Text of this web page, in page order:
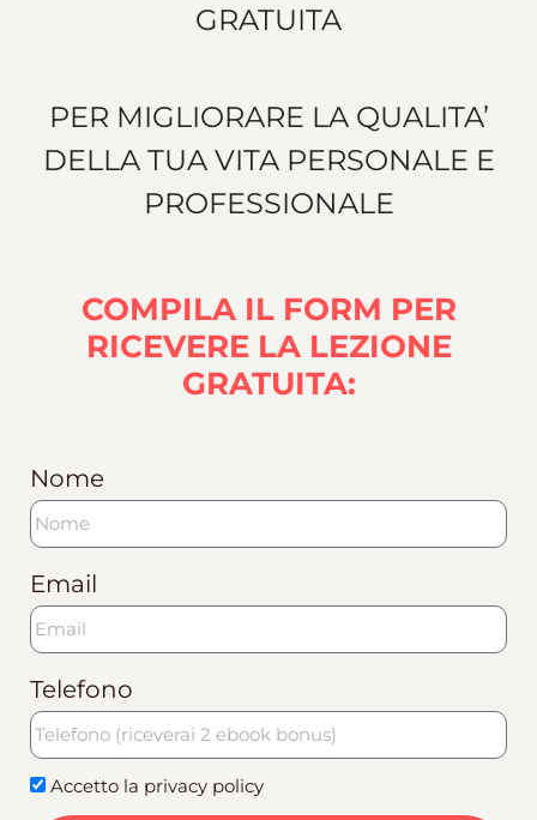
GRATUITA
PER MIGLIORARE LA QUALITA’
DELLA TUA VITA PERSONALE E
PROFESSIONALE
COMPILA IL FORM PER
RICEVERE LA LEZIONE
GRATUITA:
Nome
Email
Telefono
Accetto la privacy policy